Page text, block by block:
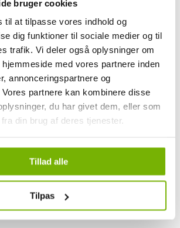
bruger cookies
til at tilpasse vores indhold og
dig funktioner til sociale medier og til
trafik. Vi deler også oplysninger om
med vores partnere inden
annonceringspartnere og
partnere kan kombinere disse
du har givet dem, eller som
din brug af deres tjenester.
Tillad alle
Tilpas
letar efter stjärnor!